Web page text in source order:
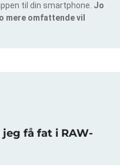
til din smartphone. Jo
mere omfattende vil
få fat i RAW-